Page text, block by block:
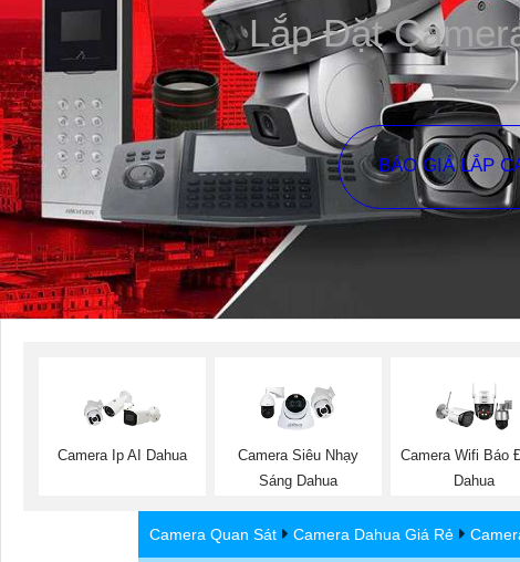
Lắp Đặt
BÁO GIÁ LẮP
Camera Ip AI Dahua
Camera Siêu Nhạy
Sáng Dahua
Camera Wifi Báo
Dahua
Camera Quan Sát Camera Dahua Giá Rẻ